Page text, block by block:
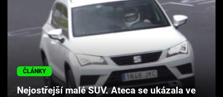
Seriály
Cool Esport
ČLÁNKY
Nejostřejší malé SUV. Ateca se ukázala ve